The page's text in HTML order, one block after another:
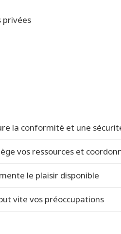
privées
la conformité et une
vos ressources et
le plaisir disponible
vite vos préoccupations